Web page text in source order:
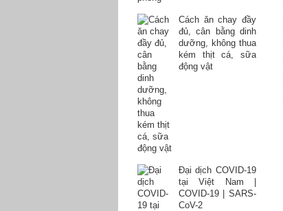
Cách ăn chay đầy
đủ, cân bằng dinh
dưỡng, không thua
kém thịt cá, sữa
động vật
Đại dịch COVID-19
tại Việt Nam |
COVID-19 | SARS-
CoV-2